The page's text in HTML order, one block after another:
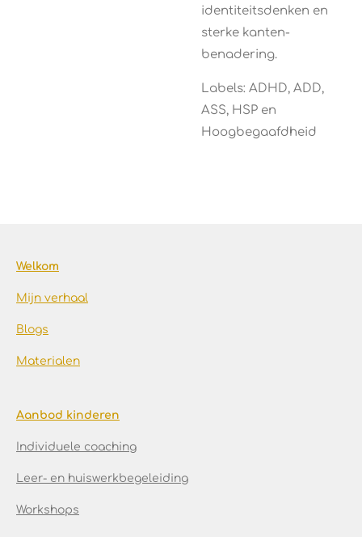
identiteitsdenken en
sterke kanten-
benadering.
Labels: ADHD, ADD,
ASS, HSP en
Hoogbegaafdheid
Welkom
Mijn verhaal
Blogs
Materialen
Aanbod kinderen
Individuele coaching
Leer- en huiswerkbegeleiding
Workshops